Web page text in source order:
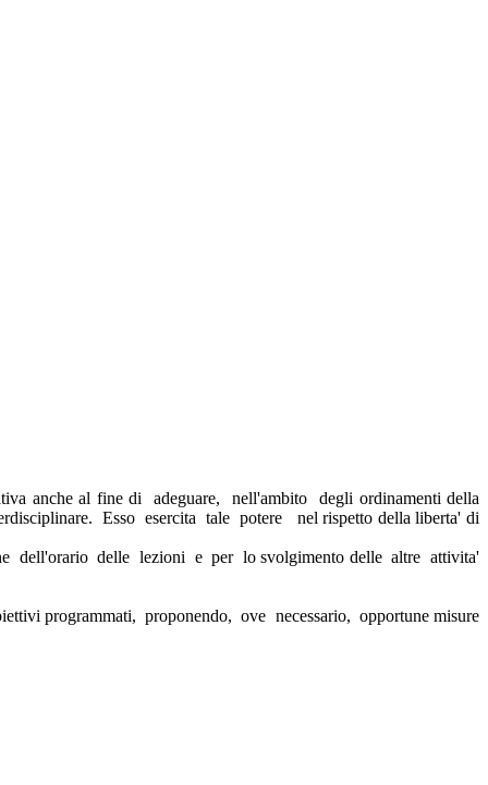
anche al fine di adeguare, nell'ambito degli ordinamenti della
Esso esercita tale potere nel rispetto della liberta' di
dell'orario delle lezioni e per lo svolgimento delle altre attivita'
programmati, proponendo, ove necessario, opportune misure